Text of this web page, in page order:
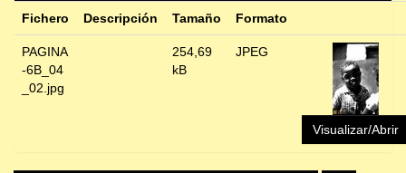
Fichero Descripción Tamaño Formato
PAGINA
-6B_04
_02.jpg
254,69
kB
JPEG
Visualizar/Abrir